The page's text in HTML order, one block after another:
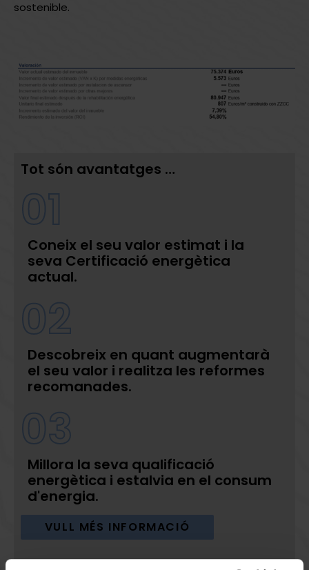
sostenible.
Tot són avantatges …
01
Coneix el seu valor estimat i la
seva Certificació energètica
actual.
02
Descobreix en quant augmentarà
el seu valor i realitza les reformes
recomanades.
03
Millora la seva qualificació
energètica i estalvia en el consum
d'energia.
VULL MÉS INFORMACIÓ